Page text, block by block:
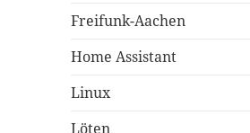
Freifunk-Aachen
Home Assistant
Linux
Löten